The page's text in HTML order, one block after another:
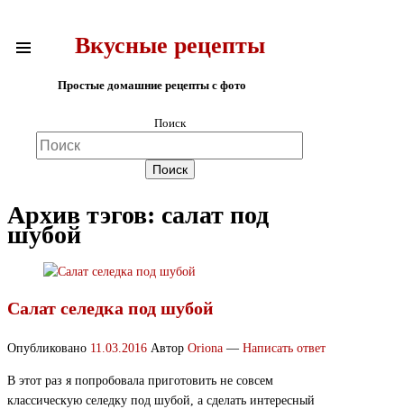
Вкусные рецепты
Простые домашние рецепты с фото
Поиск
Архив тэгов: салат под
шубой
Салат селедка под шубой
Опубликовано 11.03.2016 Автор Oriona — Написать ответ
В этот раз я попробовала приготовить не совсем
классическую селедку под шубой, а сделать интересный